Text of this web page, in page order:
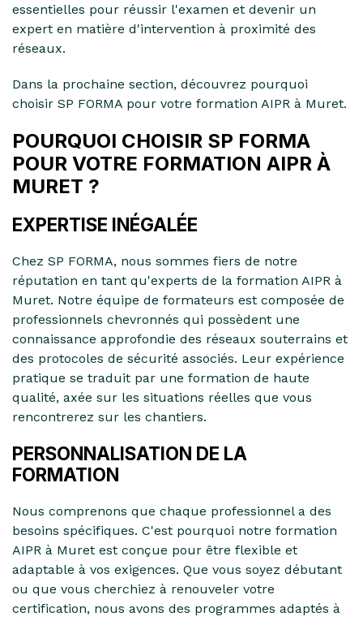
essentielles pour réussir l'examen et devenir un
expert en matière d'intervention à proximité des
réseaux.
Dans la prochaine section, découvrez pourquoi
choisir SP FORMA pour votre formation AIPR à Muret.
POURQUOI CHOISIR SP FORMA
POUR VOTRE FORMATION AIPR À
MURET ?
EXPERTISE INÉGALÉE
Chez SP FORMA, nous sommes fiers de notre
réputation en tant qu'experts de la formation AIPR à
Muret. Notre équipe de formateurs est composée de
professionnels chevronnés qui possèdent une
connaissance approfondie des réseaux souterrains et
des protocoles de sécurité associés. Leur expérience
pratique se traduit par une formation de haute
qualité, axée sur les situations réelles que vous
rencontrerez sur les chantiers.
PERSONNALISATION DE LA
FORMATION
Nous comprenons que chaque professionnel a des
besoins spécifiques. C'est pourquoi notre formation
AIPR à Muret est conçue pour être flexible et
adaptable à vos exigences. Que vous soyez débutant
ou que vous cherchiez à renouveler votre
certification, nous avons des programmes adaptés à